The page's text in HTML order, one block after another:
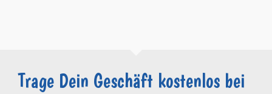
Trage Dein Geschäft kostenlos bei